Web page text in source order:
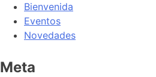
Bienvenida
Eventos
Novedades
Meta